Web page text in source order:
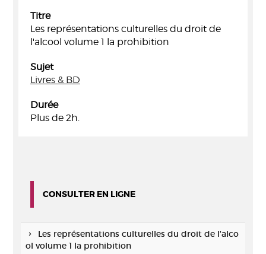
Titre
Les représentations culturelles du droit de
l'alcool volume 1 la prohibition
Sujet
Livres & BD
Durée
Plus de 2h.
CONSULTER EN LIGNE
Les représentations culturelles du droit de l'alco
ol volume 1 la prohibition